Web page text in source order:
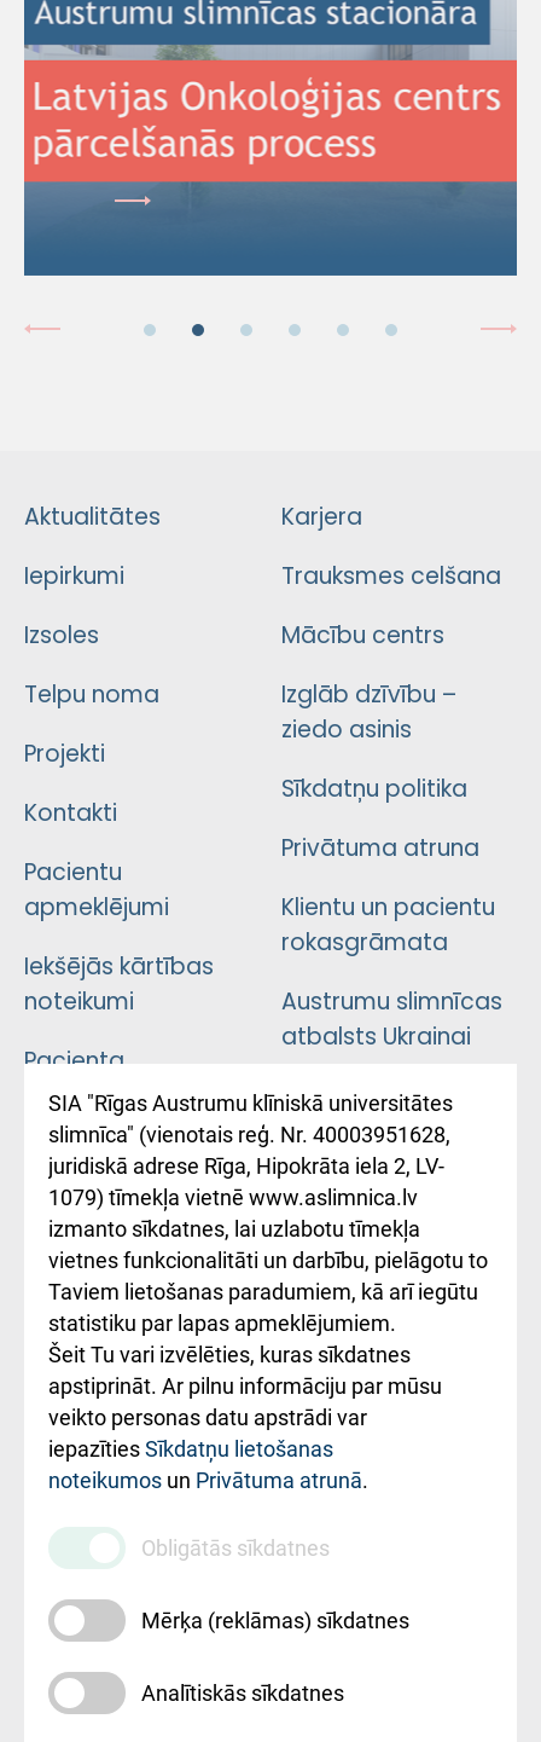
Aktualitātes
Iepirkumi
Izsoles
Telpu noma
Projekti
Kontakti
Pacientu
apmeklējumi
Iekšējās kārtības
noteikumi
Pacienta
atsauksmju/sūdzību
iesniegšanas
kārtība
Kā pie mums nokļūt
Rēķinu apmaksas
ceļvedis
Rekvizīti un
ārstniecības
iestādes kods
010000234
Maksas
pakalpojumu
cenrādis
Karjera
Trauksmes celšana
Mācību centrs
Izglāb dzīvību –
ziedo asinis
Sīkdatņu politika
Privātuma atruna
Klientu un pacientu
rokasgrāmata
Austrumu slimnīcas
atbalsts Ukrainai
Підтримка Східної
лікарні та співпраця з
Україною
SIA "Rīgas Austrumu klīniskā universitātes
slimnīca" (vienotais reģ. Nr. 40003951628,
juridiskā adrese Rīga, Hipokrāta iela 2, LV-
1079) tīmekļa vietnē www.aslimnica.lv
izmanto sīkdatnes, lai uzlabotu tīmekļa
vietnes funkcionalitāti un darbību, pielāgotu to
Taviem lietošanas paradumiem, kā arī iegūtu
statistiku par lapas apmeklējumiem.
Šeit Tu vari izvēlēties, kuras sīkdatnes
apstiprināt. Ar pilnu informāciju par mūsu
veikto personas datu apstrādi var
iepazītiesSīkdatņu lietošanas
noteikumos un Privātuma atrunā.
Obligātās sīkdatnes
Mērķa (reklāmas) sīkdatnes
Analītiskās sīkdatnes